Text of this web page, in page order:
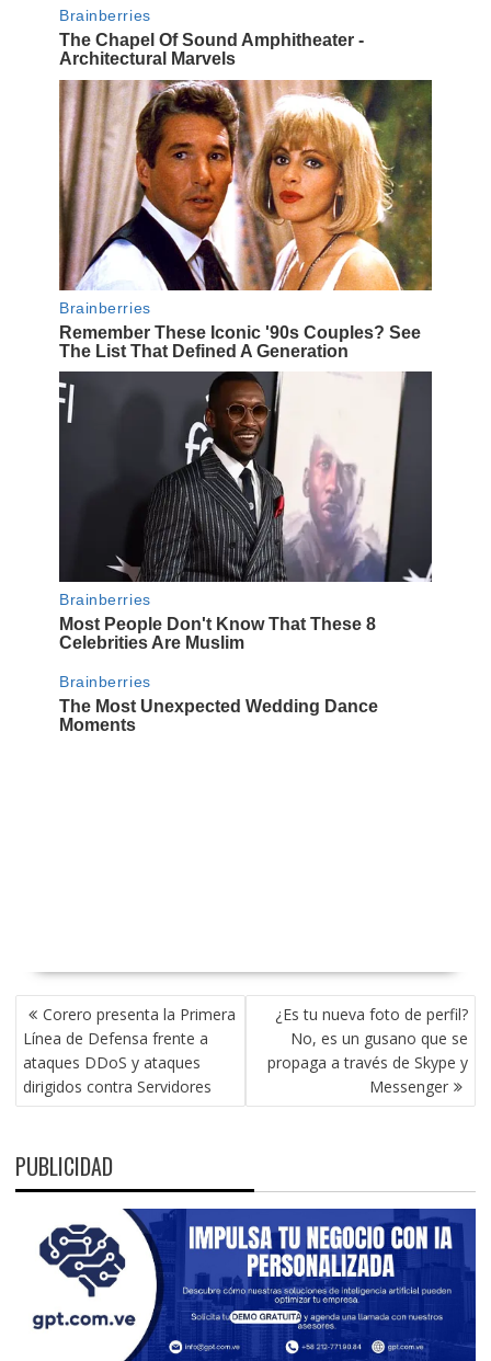
NAVEGACIÓN
DE
ENTRADAS
Corero presenta la Primera
Línea de Defensa frente a
ataques DDoS y ataques
dirigidos contra Servidores
¿Es tu nueva foto de perfil?
No, es un gusano que se
propaga a través de Skype y
Messenger
PUBLICIDAD